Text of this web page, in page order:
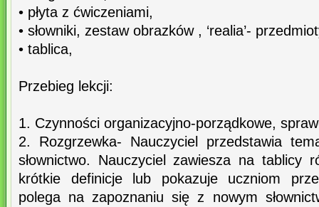
• płyta z ćwiczeniami,
• słowniki, zestaw obrazków , ‘realia’-
• tablica,
Przebieg lekcji:
1. Czynności organizacyjno-porządkowe,
2. Rozgrzewka- Nauczyciel przedstawia
słownictwo. Nauczyciel zawiesza na tablicy
krótkie definicje lub pokazuje uczniom
polega na zapoznaniu się z nowym